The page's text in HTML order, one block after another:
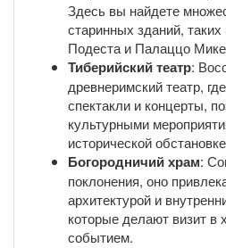
Здесь вы найдете
старинных зданий,
Подеста и Палаццо
Тиберийский театр:
древнеримский театр,
спектакли и концерты,
культурными
исторической
Богородничий храм:
поклонения, оно
архитектурой и
которые делают визит
событием.